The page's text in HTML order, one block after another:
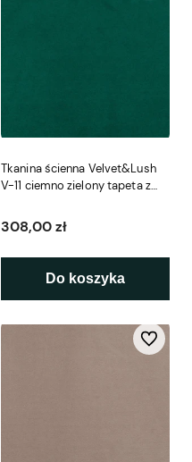
Tkanina ścienna Velvet&Lush
V-11 ciemno zielony tapeta z
308,00 zł
Do koszyka
Do